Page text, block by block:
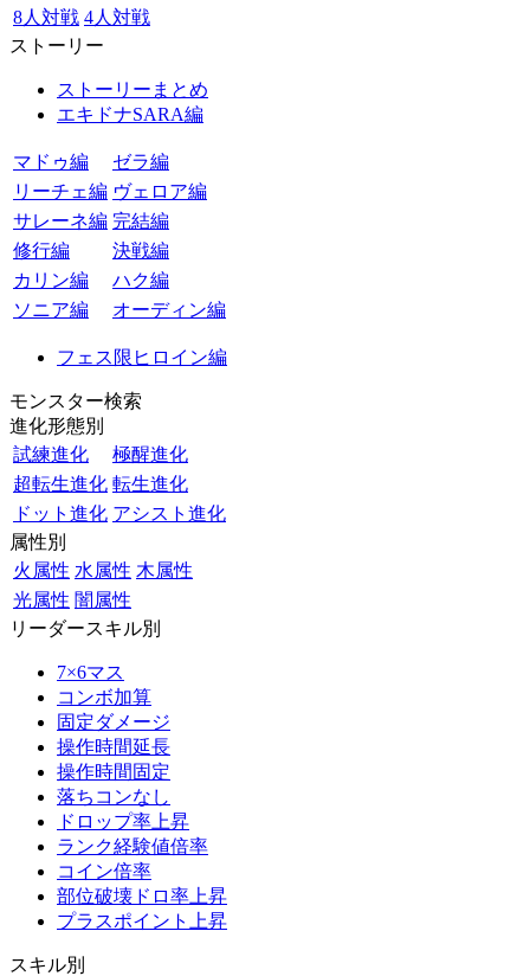
8人対戦 4人対戦
ストーリー
ストーリーまとめ
エキドナSARA編
マドゥ編
ゼラ編
リーチェ編 ヴェロア編
サレーネ編 完結編
修行編
決戦編
カリン編
ハク編
ソニア編
オーディン編
フェス限ヒロイン編
モンスター検索
進化形態別
試練進化
極醒進化
超転生進化 転生進化
ドット進化 アシスト進化
属性別
火属性 水属性 木属性
光属性 闇属性
リーダースキル別
7×6マス
コンボ加算
固定ダメージ
操作時間延長
操作時間固定
落ちコンなし
ドロップ率上昇
ランク経験値倍率
コイン倍率
部位破壊ドロ率上昇
プラスポイント上昇
スキル別